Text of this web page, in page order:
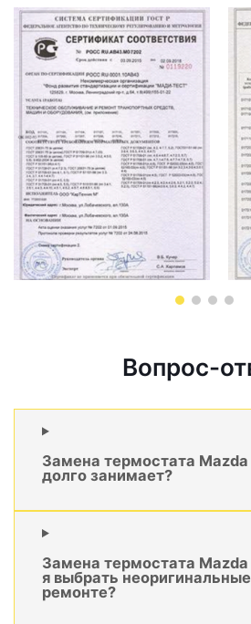
Вопрос-
Замена термостата Mazda
долго занимает?
Замена термостата
я выбрать
ремонте?